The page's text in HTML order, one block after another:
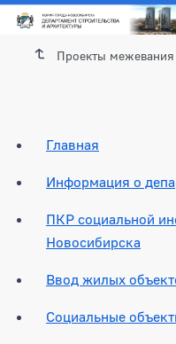
Проекты межевания
Главная
Информация о
ПКР социальной
Новосибирска
Ввод жилых
Социальные